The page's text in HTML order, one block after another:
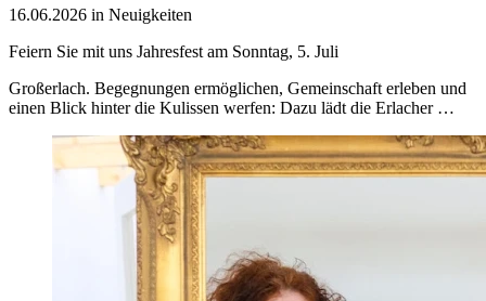
16.06.2026 in Neuigkeiten
Feiern Sie mit uns Jahresfest am Sonntag, 5. Juli
Großerlach. Begegnungen ermöglichen, Gemeinschaft erleben und
einen Blick hinter die Kulissen werfen: Dazu lädt die Erlacher …